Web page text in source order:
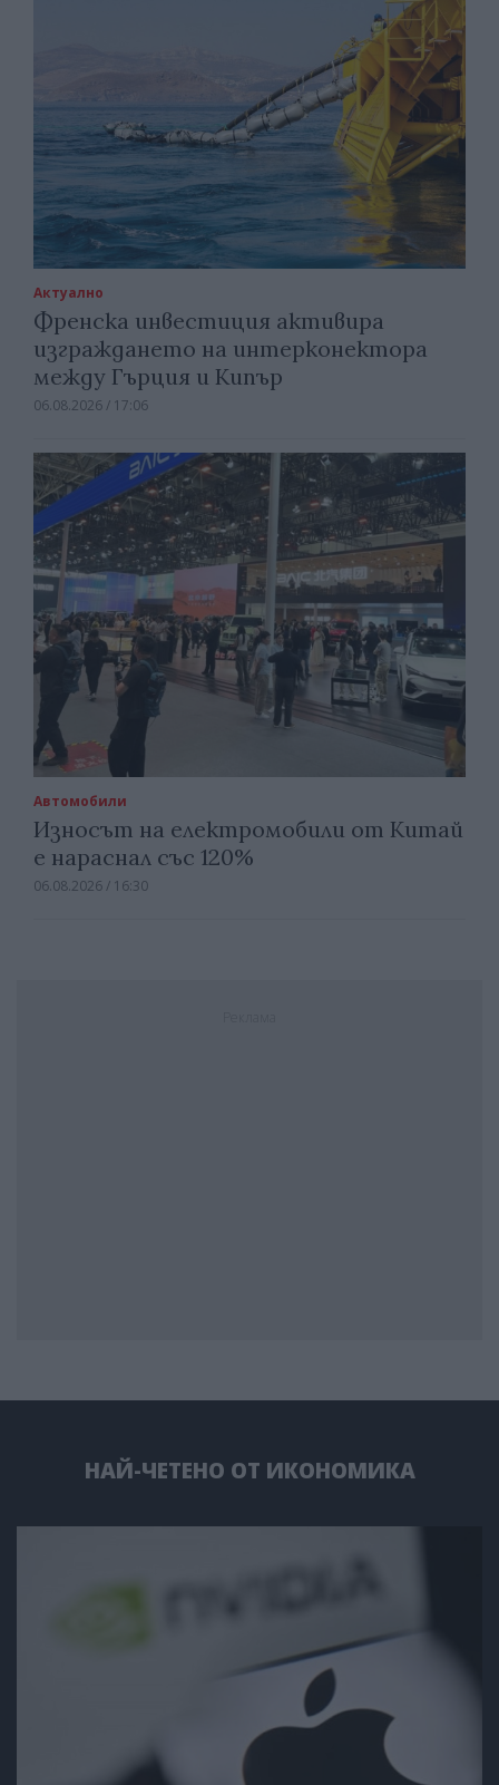
Актуално
Френска инвестиция активира
изграждането на интерконектора
между Гърция и Кипър
06.08.2026 / 17:06
Автомобили
Износът на електромобили от Китай
е нараснал със 120%
06.08.2026 / 16:30
НАЙ-ЧЕТЕНО ОТ ИКОНОМИКА